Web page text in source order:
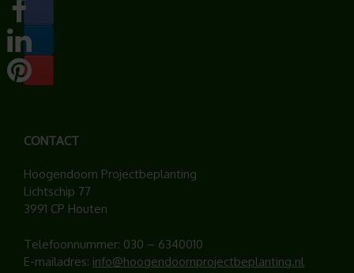
CONTACT
Hoogendoorn Projectbeplanting
Lichtschip 77
3991 CP Houten
Telefoonnummer: 030 – 6340010
E-mailadres: info@hoogendoornprojectbeplanting.nl